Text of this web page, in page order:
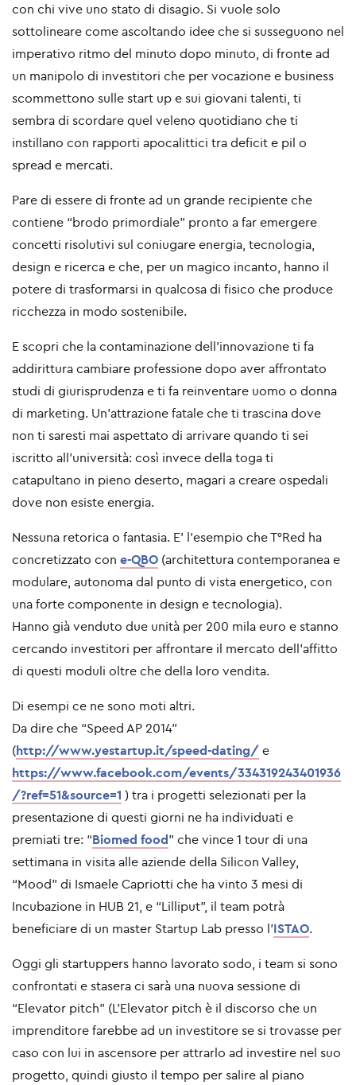
con chi vive uno stato di disagio. Si vuole solo
sottolineare come ascoltando idee che si susseguono nel
imperativo ritmo del minuto dopo minuto, di fronte ad
un manipolo di investitori che per vocazione e business
scommettono sulle start up e sui giovani talenti, ti
sembra di scordare quel veleno quotidiano che ti
instillano con rapporti apocalittici tra deficit e pil o
spread e mercati.
Pare di essere di fronte ad un grande recipiente che
contiene “brodo primordiale” pronto a far emergere
concetti risolutivi sul coniugare energia, tecnologia,
design e ricerca e che, per un magico incanto, hanno il
potere di trasformarsi in qualcosa di fisico che produce
ricchezza in modo sostenibile.
E scopri che la contaminazione dell'innovazione ti fa
addirittura cambiare professione dopo aver affrontato
studi di giurisprudenza e ti fa reinventare uomo o donna
di marketing. Un'attrazione fatale che ti trascina dove
non ti saresti mai aspettato di arrivare quando ti sei
iscritto all'università: così invece della toga ti
catapultano in pieno deserto, magari a creare ospedali
dove non esiste energia.
Nessuna retorica o fantasia. E' l'esempio che T°Red ha
concretizzato con e-QBO (architettura contemporanea e
modulare, autonoma dal punto di vista energetico, con
una forte componente in design e tecnologia).
Hanno già venduto due unità per 200 mila euro e stanno
cercando investitori per affrontare il mercato dell'affitto
di questi moduli oltre che della loro vendita.
Di esempi ce ne sono moti altri.
Da dire che “Speed AP 2014”
(http://www.yestartup.it/speed-dating/ e
https://www.facebook.com/events/334319243401936
/?ref=51&source=1 ) tra i progetti selezionati per la
presentazione di questi giorni ne ha individuati e
premiati tre: “Biomed food” che vince 1 tour di una
settimana in visita alle aziende della Silicon Valley,
“Mood” di Ismaele Capriotti che ha vinto 3 mesi di
Incubazione in HUB 21, e “Lilliput”, il team potrà
beneficiare di un master Startup Lab presso l'ISTAO.
Oggi gli startuppers hanno lavorato sodo, i team si sono
confrontati e stasera ci sarà una nuova sessione di
“Elevator pitch” (L'Elevator pitch è il discorso che un
imprenditore farebbe ad un investitore se si trovasse per
caso con lui in ascensore per attrarlo ad investire nel suo
progetto, quindi giusto il tempo per salire al piano